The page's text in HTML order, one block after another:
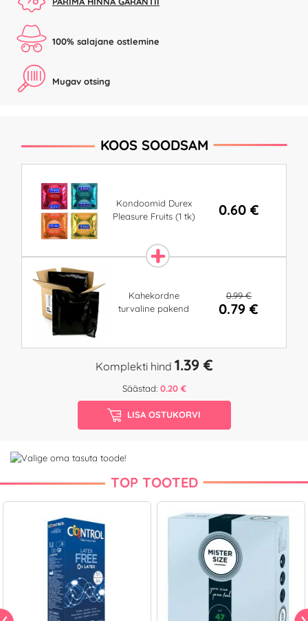
100% salajane ostlemine
Mugav otsing
KOOS SOODSAM
Kondoomid Durex
Pleasure Fruits (1 tk)
0.60 €
Kahekordne
turvaline pakend
0.99 €
0.79 €
Komplekti hind 1.39 €
Säästad: 0.20 €
LISA OSTUKORVI
TOP TOOTED